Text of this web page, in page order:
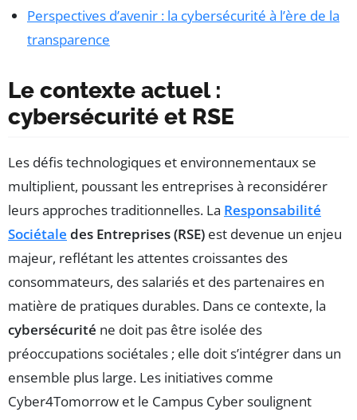
Perspectives d’avenir : la cybersécurité à l’ère de la
transparence
Le contexte actuel :
cybersécurité et RSE
Les défis technologiques et environnementaux se
multiplient, poussant les entreprises à reconsidérer
leurs approches traditionnelles. La Responsabilité
Sociétale des Entreprises (RSE) est devenue un enjeu
majeur, reflétant les attentes croissantes des
consommateurs, des salariés et des partenaires en
matière de pratiques durables. Dans ce contexte, la
cybersécurité ne doit pas être isolée des
préoccupations sociétales ; elle doit s’intégrer dans un
ensemble plus large. Les initiatives comme
Cyber4Tomorrow et le Campus Cyber soulignent